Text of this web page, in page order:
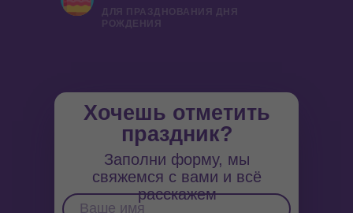
ДЛЯ ПРАЗДНОВАНИЯ ДНЯ
РОЖДЕНИЯ
Хочешь отметить
праздник?
Заполни форму, мы
свяжемся с вами и всё
расскажем